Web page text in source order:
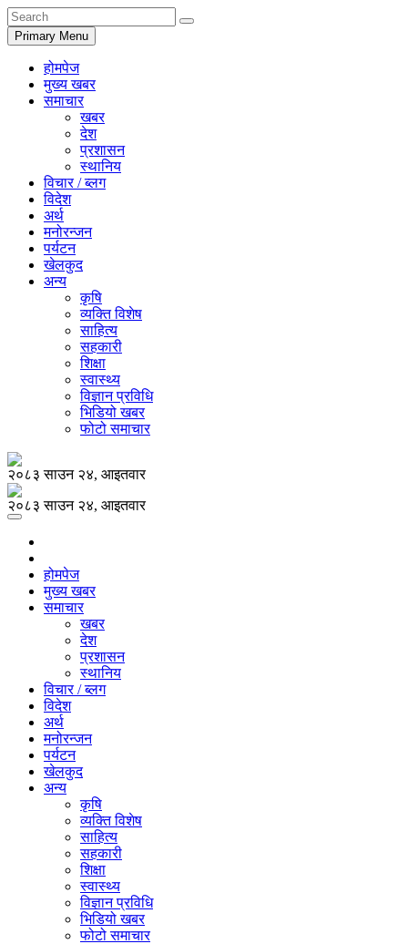
Primary Menu
होमपेज
मुख्य खबर
समाचार
खबर
देश
प्रशासन
स्थानिय
विचार / ब्लग
विदेश
अर्थ
मनोरन्जन
पर्यटन
खेलकुद
अन्य
कृषि
व्यक्ति विशेष
साहित्य
सहकारी
शिक्षा
स्वास्थ्य
विज्ञान प्रविधि
भिडियो खबर
फोटो समाचार
२०८३ साउन २४, आइतवार
२०८३ साउन २४, आइतवार
होमपेज
मुख्य खबर
समाचार
खबर
देश
प्रशासन
स्थानिय
विचार / ब्लग
विदेश
अर्थ
मनोरन्जन
पर्यटन
खेलकुद
अन्य
कृषि
व्यक्ति विशेष
साहित्य
सहकारी
शिक्षा
स्वास्थ्य
विज्ञान प्रविधि
भिडियो खबर
फोटो समाचार